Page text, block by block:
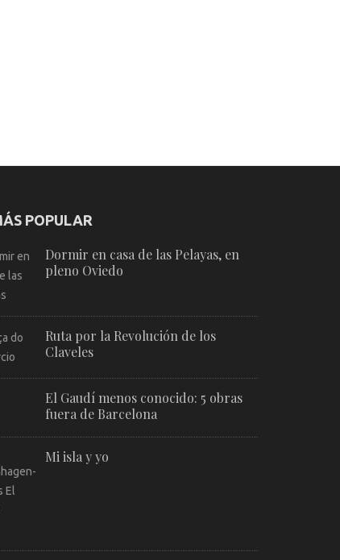
POPULAR
Dormir en casa de las Pelayas, en
pleno Oviedo
Ruta por la Revolución de los
Claveles
El Gaudí menos conocido: 5 obras
fuera de Barcelona
Mi isla y yo